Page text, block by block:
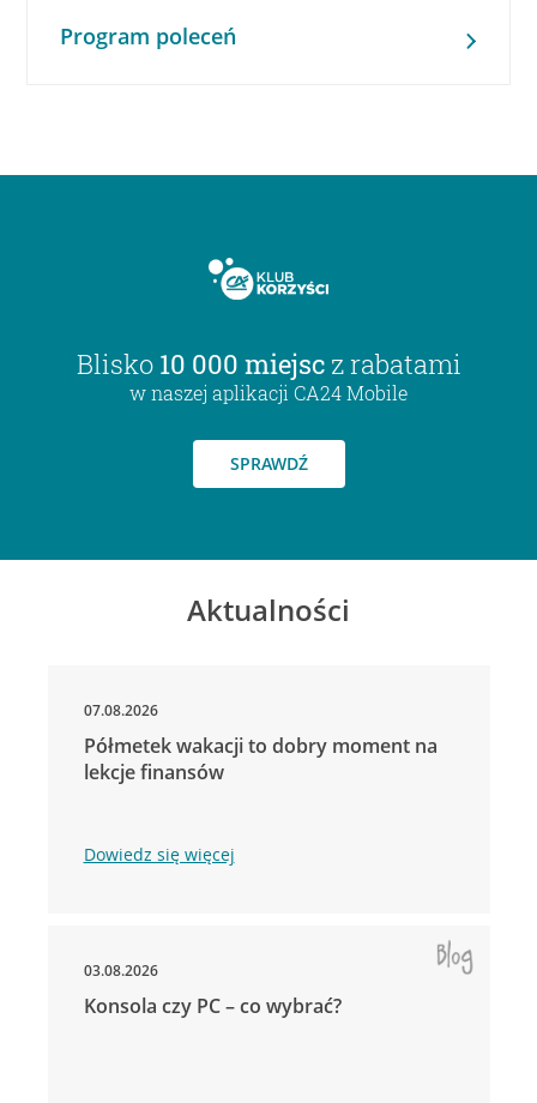
Program poleceń
Blisko 10 000 miejsc z rabatami
w naszej aplikacji CA24 Mobile
SPRAWDŹ
Aktualności
07.08.2026
Półmetek wakacji to dobry moment na
lekcje finansów
Dowiedz się więcej
03.08.2026
Konsola czy PC – co wybrać?